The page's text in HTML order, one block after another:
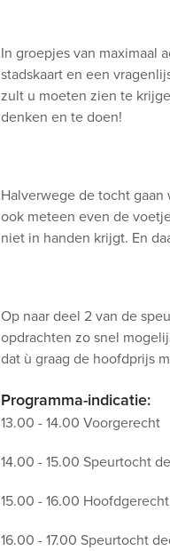
In groepjes van maximaal
stadskaart en een
zult u moeten zien te
denken en te doen!
Halverwege de tocht
ook meteen even de
niet in handen krijgt. En
Op naar deel 2 van de
opdrachten zo snel
dat ù graag de hoofdprijs
Programma-indicatie:
13.00 - 14.00 Voorgerecht
14.00 - 15.00 Speurtocht
15.00 - 16.00 Hoofdgerecht
16.00 - 17.00 Speurtocht